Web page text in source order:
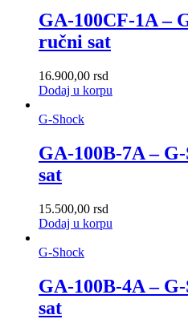
GA-100CF-1A –
ručni sat
16.900,00 rsd
Dodaj u korpu
G-Shock
GA-100B-7A –
sat
15.500,00 rsd
Dodaj u korpu
G-Shock
GA-100B-4A –
sat